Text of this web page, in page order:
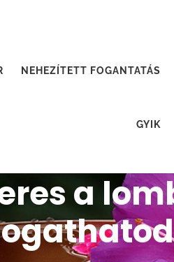
NEHEZÍTETT FOGANTATÁS
GYIK
a